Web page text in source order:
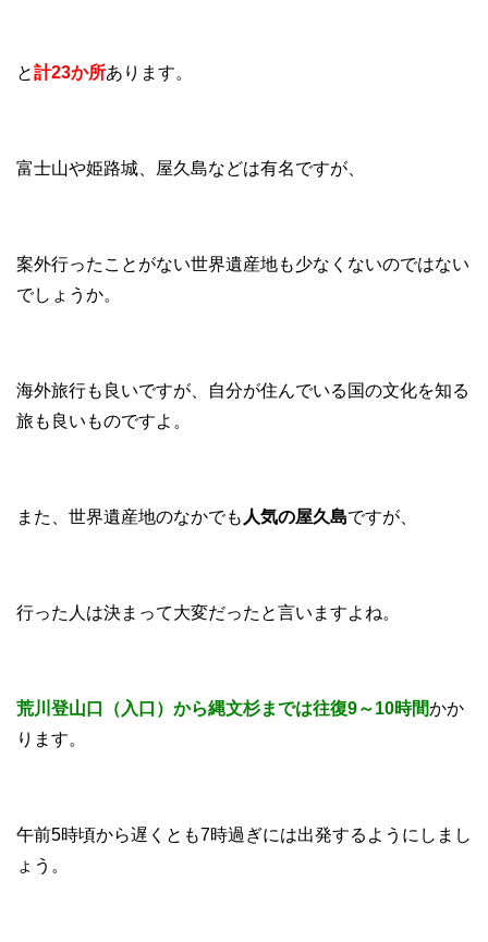
と計23か所あります。
富士山や姫路城、屋久島などは有名ですが、
案外行ったことがない世界遺産地も少なくないのではない
でしょうか。
海外旅行も良いですが、自分が住んでいる国の文化を知る
旅も良いものですよ。
また、世界遺産地のなかでも 人気の屋久島ですが、
行った人は決まって大変だったと言いますよね。
荒川登山口（入口）から縄文杉までは往復9～10時間かか
ります。
午前5時頃から遅くとも7時過ぎには出発するようにしまし
ょう。